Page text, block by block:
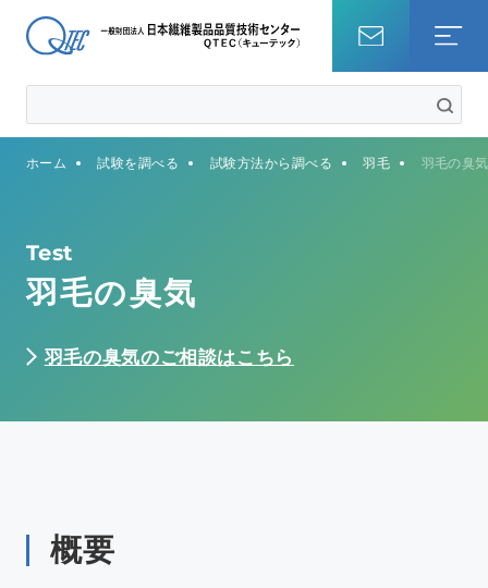
試験を調べる
QTECについて
ホーム 試験を調べる 試験方法から調べる 羽毛 羽毛の臭気
Test
羽毛の臭気
羽毛の臭気のご相談はこちら
概要